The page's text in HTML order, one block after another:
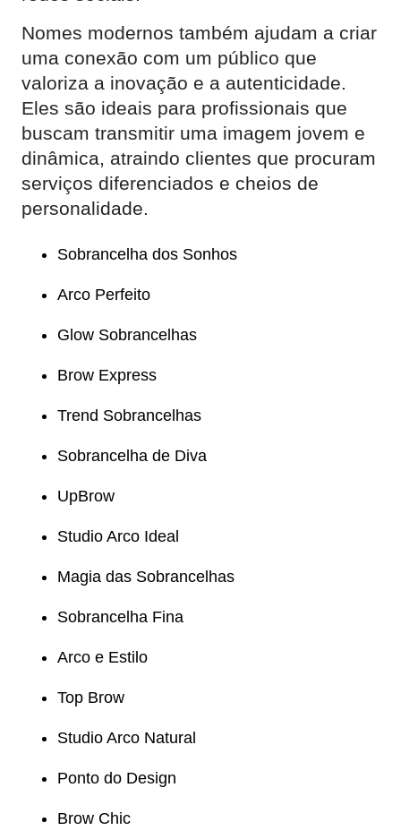
Nomes modernos também ajudam a criar
uma conexão com um público que
valoriza a inovação e a autenticidade.
Eles são ideais para profissionais que
buscam transmitir uma imagem jovem e
dinâmica, atraindo clientes que procuram
serviços diferenciados e cheios de
personalidade.
Sobrancelha dos Sonhos
Arco Perfeito
Glow Sobrancelhas
Brow Express
Trend Sobrancelhas
Sobrancelha de Diva
UpBrow
Studio Arco Ideal
Magia das Sobrancelhas
Sobrancelha Fina
Arco e Estilo
Top Brow
Studio Arco Natural
Ponto do Design
Brow Chic